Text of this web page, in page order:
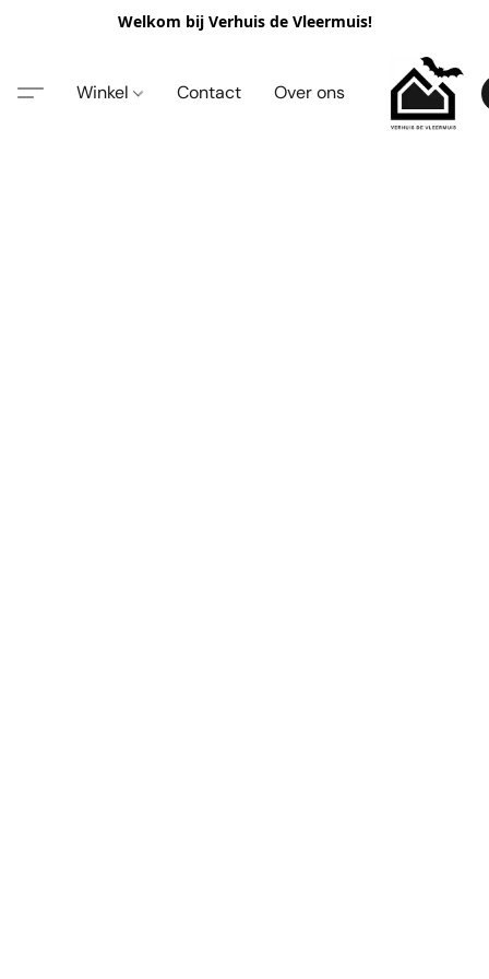
Welkom bij Verhuis de Vleermuis!
Winkel Contact Over ons